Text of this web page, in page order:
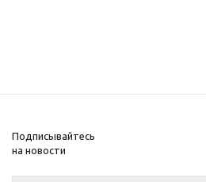
Подписывайтесь
на новости